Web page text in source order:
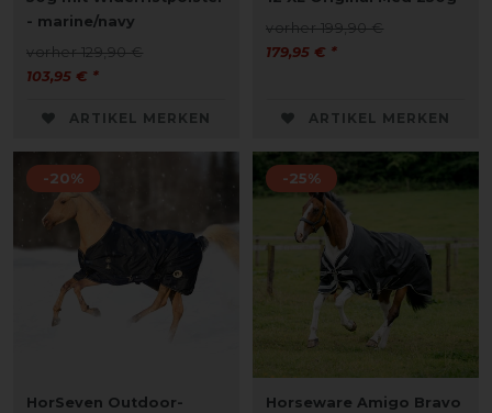
- marine/navy
vorher 129,90 €
103,95 € *
ARTIKEL MERKEN
vorher 199,90 €
179,95 € *
ARTIKEL MERKEN
-20%
HorSeven Outdoor-
-25%
Horseware Amigo Bravo